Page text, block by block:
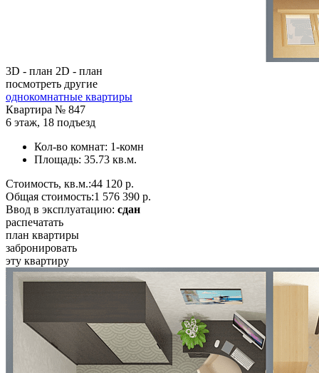
3D - план 2D - план
посмотреть другие
однокомнатные квартиры
Квартира № 847
6 этаж, 18 подъезд
Кол-во комнат: 1-комн
Площадь: 35.73 кв.м.
Стоимость, кв.м.:44 120 р.
Общая стоимость:1 576 390 р.
Ввод в эксплуатацию: сдан
распечатать
план квартиры
забронировать
эту квартиру